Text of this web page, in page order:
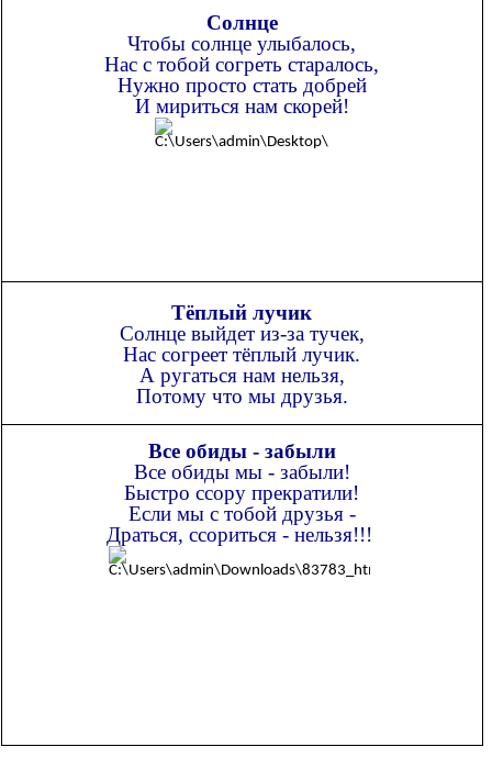
Солнце
Чтобы солнце улыбалось,
Нас с тобой согреть старалось,
Нужно просто стать добрей
И мириться нам скорей!
Тёплый лучик
Солнце выйдет из-за тучек,
Нас согреет тёплый лучик.
А ругаться нам нельзя,
Потому что мы друзья.
Все обиды - забыли
Все обиды мы - забыли!
Быстро ссору прекратили!
Если мы с тобой друзья -
Драться, ссориться - нельзя!!!